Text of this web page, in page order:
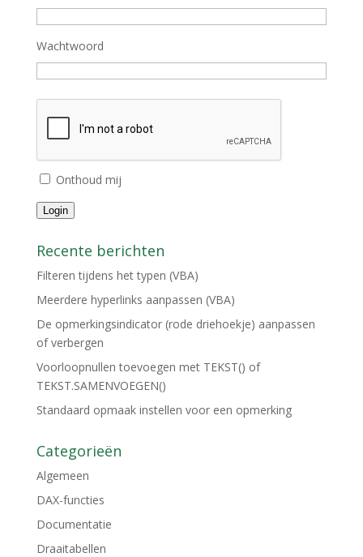
Wachtwoord
Onthoud mij
Login
Recente berichten
Filteren tijdens het typen (VBA)
Meerdere hyperlinks aanpassen (VBA)
De opmerkingsindicator (rode driehoekje) aanpassen
of verbergen
Voorloopnullen toevoegen met TEKST() of
TEKST.SAMENVOEGEN()
Standaard opmaak instellen voor een opmerking
Categorieën
Algemeen
DAX-functies
Documentatie
Draaitabellen